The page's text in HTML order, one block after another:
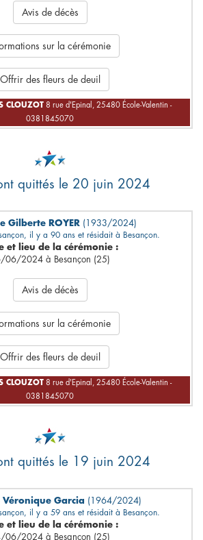
Avis de décès
sur la cérémonie
Offrir des fleurs de deuil
CLOUZOT 8 rue d'Epinal, 25480 École-Valentin -
0381845070
ont quittés le 20 juin 2024
Gilberte ROYER (1933/2024)
il y a 90 ans et résidait à Besançon.
et lieu de la cérémonie :
06/2024 à Besançon (25)
Avis de décès
sur la cérémonie
Offrir des fleurs de deuil
CLOUZOT 8 rue d'Epinal, 25480 École-Valentin -
0381845070
ont quittés le 19 juin 2024
Garcia (1964/2024)
il y a 59 ans et résidait à Besançon.
et lieu de la cérémonie :
06/2024 à Besançon (25)